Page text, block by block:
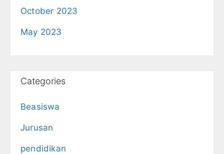
October 2023
May 2023
Categories
Beasiswa
Jurusan
pendidikan